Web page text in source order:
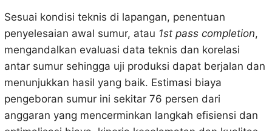
Sesuai kondisi teknis di lapangan, penentuan
penyelesaian awal sumur, atau 1st pass completion,
mengandalkan evaluasi data teknis dan korelasi
antar sumur sehingga uji produksi dapat berjalan dan
menunjukkan hasil yang baik. Estimasi biaya
pengeboran sumur ini sekitar 76 persen dari
anggaran yang mencerminkan langkah efisiensi dan